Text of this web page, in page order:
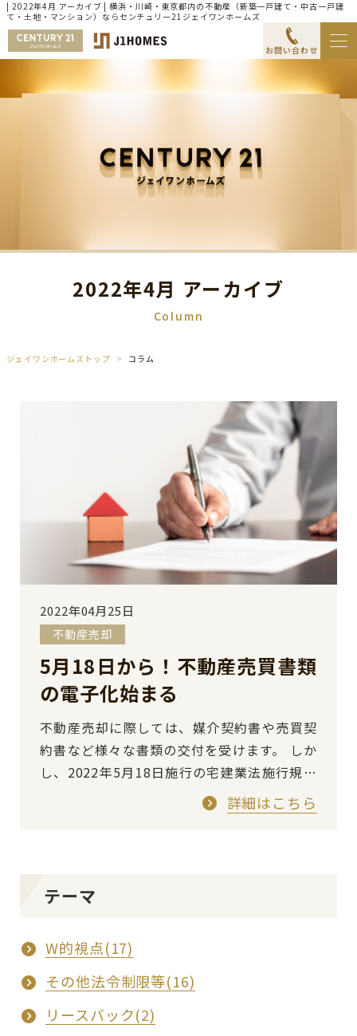
| 2022年4月 アーカイブ | 横浜・川崎・東京都内の不動産（新築一戸建て・中古一戸建
て・土地・マンション）ならセンチュリー21ジェイワンホームズ
お問い合わせ
2022年4月 アーカイブ
Column
ジェイワンホームズトップ コラム
2022年04月25日
不動産売却
5月18日から！不動産売買書類
の電子化始まる
不動産売却に際しては、媒介契約書や売買契
約書など様々な書類の交付を受けます。 しか
し、2022年5月18日施行の宅建業法施行規則
等の一部改正により、今後はこれらの書類の
電子化が可能に。それに伴って、売…
詳細はこちら
テーマ
W的視点(17)
その他法令制限等(16)
リースバック(2)